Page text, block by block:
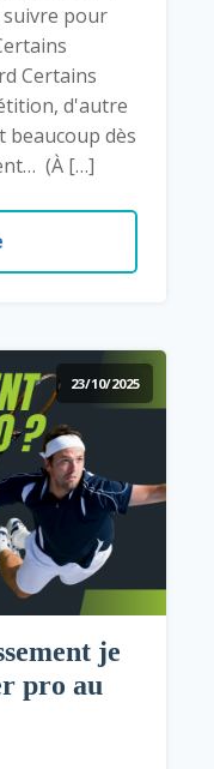
pour
Certains
d'autre
beaucoup dès
(À […]
23/10/2025
je
pro au